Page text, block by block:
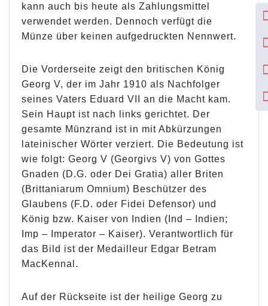
kann auch bis heute als Zahlungsmittel
verwendet werden. Dennoch verfügt die
Münze über keinen aufgedruckten Nennwert.
Die Vorderseite zeigt den britischen König
Georg V, der im Jahr 1910 als Nachfolger
seines Vaters Eduard VII an die Macht kam.
Sein Haupt ist nach links gerichtet. Der
gesamte Münzrand ist in mit Abkürzungen
lateinischer Wörter verziert. Die Bedeutung ist
wie folgt: Georg V (Georgivs V) von Gottes
Gnaden (D.G. oder Dei Gratia) aller Briten
(Brittaniarum Omnium) Beschützer des
Glaubens (F.D. oder Fidei Defensor) und
König bzw. Kaiser von Indien (Ind – Indien;
Imp – Imperator – Kaiser). Verantwortlich für
das Bild ist der Medailleur Edgar Betram
MacKennal.
Auf der Rückseite ist der heilige Georg zu